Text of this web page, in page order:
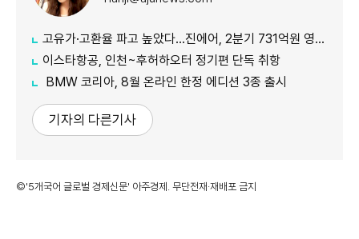
고유가·고환율 파고 높았다…진에어, 2분기 731억원 영업적자
이스타항공, 인천~후허하오터 정기편 단독 취항
BMW 코리아, 8월 온라인 한정 에디션 3종 출시
기자의 다른기사
©'5개국어 글로벌 경제신문' 아주경제. 무단전재·재배포 금지